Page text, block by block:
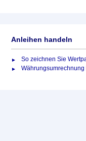
Anleihen handeln
So zeichnen Sie